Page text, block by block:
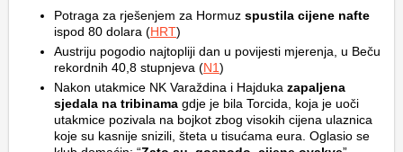
Potraga za rješenjem za Hormuz spustila cijene nafte
ispod 80 dolara (HRT)
Austriju pogodio najtopliji dan u povijesti mjerenja, u Beču
rekordnih 40,8 stupnjeva (N1)
Nakon utakmice NK Varaždina i Hajduka zapaljena
sjedala na tribinama gdje je bila Torcida, koja je uoči
utakmice pozivala na bojkot zbog visokih cijena ulaznica
koje su kasnije snizili, šteta u tisućama eura. Oglasio se